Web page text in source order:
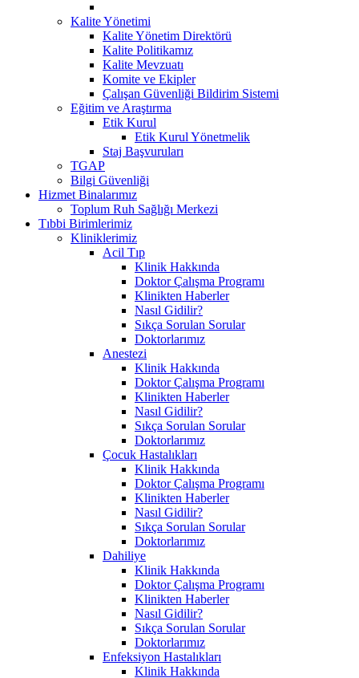
Kalite Yönetimi
Kalite Yönetim Direktörü
Kalite Politikamız
Kalite Mevzuatı
Komite ve Ekipler
Çalışan Güvenliği Bildirim Sistemi
Eğitim ve Araştırma
Etik Kurul
Etik Kurul Yönetmelik
Staj Başvuruları
TGAP
Bilgi Güvenliği
Hizmet Binalarımız
Toplum Ruh Sağlığı Merkezi
Tıbbi Birimlerimiz
Kliniklerimiz
Acil Tıp
Klinik Hakkında
Doktor Çalışma Programı
Klinikten Haberler
Nasıl Gidilir?
Sıkça Sorulan Sorular
Doktorlarımız
Anestezi
Klinik Hakkında
Doktor Çalışma Programı
Klinikten Haberler
Nasıl Gidilir?
Sıkça Sorulan Sorular
Doktorlarımız
Çocuk Hastalıkları
Klinik Hakkında
Doktor Çalışma Programı
Klinikten Haberler
Nasıl Gidilir?
Sıkça Sorulan Sorular
Doktorlarımız
Dahiliye
Klinik Hakkında
Doktor Çalışma Programı
Klinikten Haberler
Nasıl Gidilir?
Sıkça Sorulan Sorular
Doktorlarımız
Enfeksiyon Hastalıkları
Klinik Hakkında